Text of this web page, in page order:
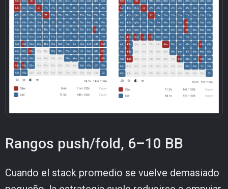
Rangos push/fold, 6–10 BB
Cuando el stack promedio se vuelve demasiado